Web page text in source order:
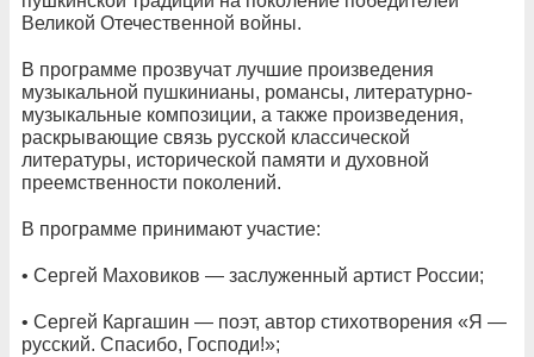
Великой Отечественной войны.
В программе прозвучат лучшие произведения
музыкальной пушкинианы, романсы, литературно-
музыкальные композиции, а также произведения,
раскрывающие связь русской классической
литературы, исторической памяти и духовной
преемственности поколений.
В программе принимают участие:
• Сергей Маховиков — заслуженный артист России;
• Сергей Каргашин — поэт, автор стихотворения «Я —
русский. Спасибо, Господи!»;